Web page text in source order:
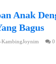
Anak
Bagus
KambingJoynim 0